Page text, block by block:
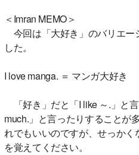
＜Imran MEMO＞
今回は「大好き」のバリエー
した。
I love manga. ＝ マンガ大好き
「好き」だと「I like ～.」と
much.」と言ったりすることが
れでもいいのですが、せっか
を覚えてください。